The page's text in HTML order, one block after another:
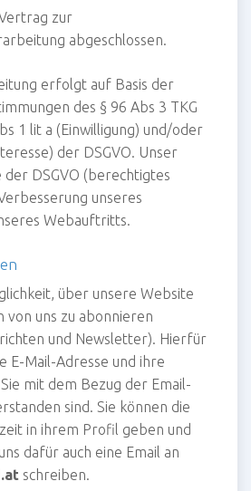
zur
abgeschlossen.
erfolgt auf Basis der
des § 96 Abs 3 TKG
1 lit a (Einwilligung) und/oder
der DSGVO. Unser
der DSGVO (berechtigtes
unseres
Webauftritts.
über unsere Website
von uns zu abonnieren
und Newsletter). Hierfür
E-Mail-Adresse und ihre
mit dem Bezug der Email-
sind. Sie können die
in ihrem Profil geben und
dafür auch eine Email an
schreiben.